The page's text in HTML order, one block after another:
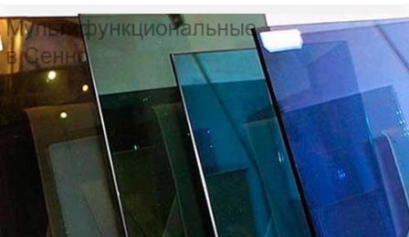
Работаем по
регионам
×
Толочин Чашники
×
Даю согласие на обработку персональных данных